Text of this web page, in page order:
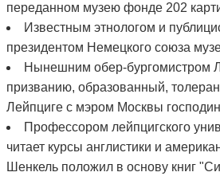
переданном музею фонде 202
Известным этнологом и
президентом Немецкого союза
Нынешним обер-бургомистром
призванию, образованный,
Лейпциге с мэром Москвы
Профессором лейпцигского
читает курсы англистики и
Шенкель положил в основу книг